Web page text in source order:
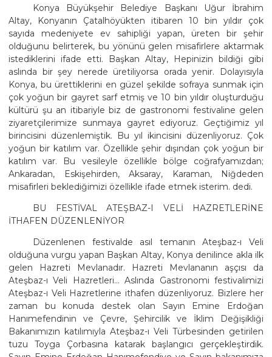
Konya Büyükşehir Belediye Başkanı Uğur İbrahim
Altay, Konyanın Çatalhöyükten itibaren 10 bin yıldır çok
sayıda medeniyete ev sahipliği yapan, üreten bir şehir
olduğunu belirterek, bu yönünü gelen misafirlere aktarmak
istediklerini ifade etti. Başkan Altay, Hepinizin bildiği gibi
aslında bir şey nerede üretiliyorsa orada yenir. Dolayısıyla
Konya, bu ürettiklerini en güzel şekilde sofraya sunmak için
çok yoğun bir gayret sarf etmiş ve 10 bin yıldır oluşturduğu
kültürü şu an itibariyle biz de gastronomi festivaline gelen
ziyaretçilerimize sunmaya gayret ediyoruz. Geçtiğimiz yıl
birincisini düzenlemiştik. Bu yıl ikincisini düzenliyoruz. Çok
yoğun bir katılım var. Özellikle şehir dışından çok yoğun bir
katılım var. Bu vesileyle özellikle bölge coğrafyamızdan;
Ankaradan, Eskişehirden, Aksaray, Karaman, Niğdeden
misafirleri beklediğimizi özellikle ifade etmek isterim. dedi.
BU FESTİVAL ATEŞBAZ-I VELİ HAZRETLERİNE
İTHAFEN DÜZENLENİYOR
Düzenlenen festivalde asıl temanın Ateşbaz-ı Veli
olduğuna vurgu yapan Başkan Altay, Konya denilince akla ilk
gelen Hazreti Mevlanadır. Hazreti Mevlananın aşçısı da
Ateşbaz-ı Veli Hazretleri... Aslında Gastronomi festivalimizi
Ateşbaz-ı Veli Hazretlerine ithafen düzenliyoruz. Bizlere her
zaman bu konuda destek olan Sayın Emine Erdoğan
Hanımefendinin ve Çevre, Şehircilik ve İklim Değişikliği
Bakanımızın katılımıyla Ateşbaz-ı Veli Türbesinden getirilen
tuzu Toyga Çorbasına katarak başlangıcı gerçekleştirdik.